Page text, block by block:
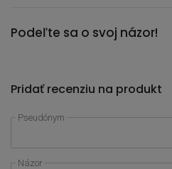
Podeľte sa o svoj názor!
Pridať recenziu na produkt
Pseudónym
Názor